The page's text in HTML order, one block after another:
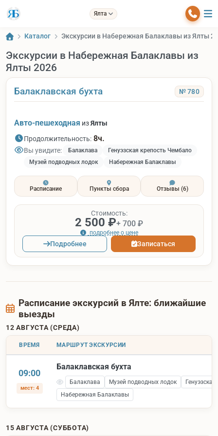
Ялта
Каталог Экскурсии в Набережная Балаклавы из Ялты
Экскурсии в Набережная Балаклавы из
Ялты 2026
Балаклавская бухта № 780
Авто-пешеходная изЯлты
Продолжительность: 8ч.
Вы увидите: Балаклава
Генуэзская крепость Чембало
Музей подводных лодок
Набережная Балаклавы
Расписание Пункты сбора Отзывы (6)
Стоимость:
2 500 ₽+ 700 ₽
подробнее о цене
Подробнее Записаться
Расписание экскурсий в Ялте: ближайшие
выезды
12 АВГУСТА (СРЕДА)
ВРЕМЯ МАРШРУТ ЭКСКУРСИИ
09:00
мест: 4
Балаклавская бухта
Балаклава Музей подводных лодок
Набережная Балаклавы
15 АВГУСТА (СУББОТА)